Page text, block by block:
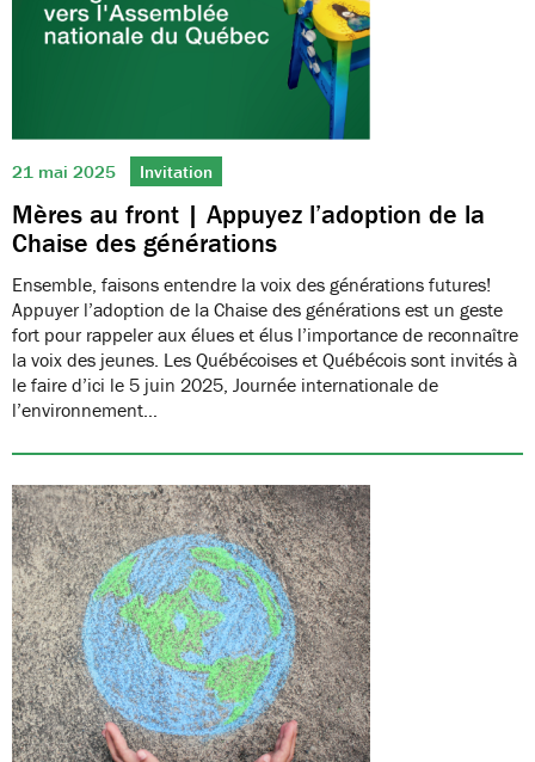
21 mai 2025 Invitation
Mères au front | Appuyez l’adoption de la
Chaise des générations
Ensemble, faisons entendre la voix des générations futures!
Appuyer l’adoption de la Chaise des générations est un geste
fort pour rappeler aux élues et élus l’importance de reconnaître
la voix des jeunes. Les Québécoises et Québécois sont invités à
le faire d’ici le 5 juin 2025, Journée internationale de
l’environnement…